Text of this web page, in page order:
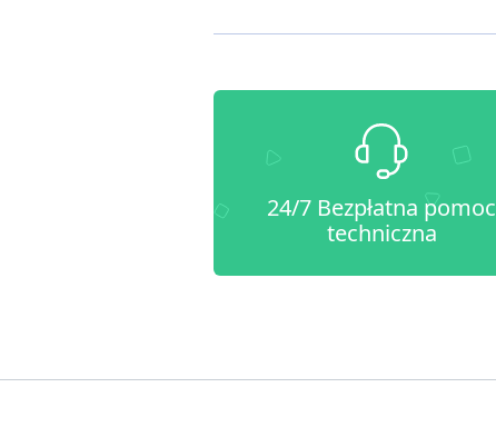
24/7 Bezpłatna pomoc
techniczna